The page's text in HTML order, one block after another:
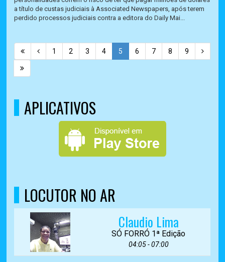
a título de custas judiciais à Associated Newspapers, após terem
perdido processos judiciais contra a editora do Daily Mai...
1 2 3 4 5 6 7 8 9
APLICATIVOS
LOCUTOR NO AR
Claudio Lima
SÓ FORRÓ 1ª Edição
04:05 - 07:00